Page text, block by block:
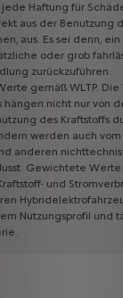
jede Haftung für
aus der Benutzung
aus. Es sei denn, ein
oder grob
zurückzuführen.
gemäß WLTP. Die
hängen nicht nur von
des Kraftstoffs
werden auch vom
anderen
Gewichtete Werte
und
Nutzungsprofil und